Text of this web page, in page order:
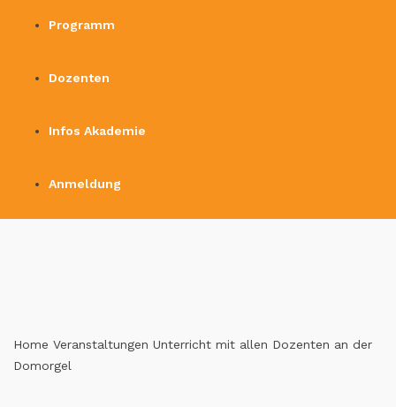
Programm
Dozenten
Infos Akademie
Anmeldung
Home Veranstaltungen Unterricht mit allen Dozenten an der
Domorgel